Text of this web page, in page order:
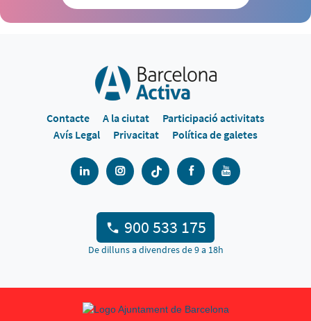
Contacte A la ciutat
Participació activitats
Avís Legal
Privacitat Política de galetes
900 533 175
De dilluns a divendres de 9 a 18h